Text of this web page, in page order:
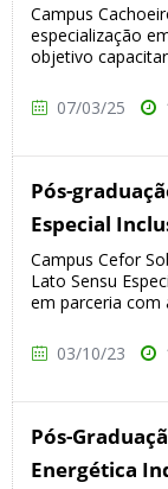
Campus
especialização
objetivo
07/03/25
Pós-
Especial
Campus Cefor
Lato Sensu
em parceria com
03/10/23
Pós-
Energética